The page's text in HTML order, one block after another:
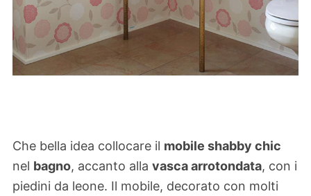
Che bella idea collocare il mobile shabby chic
nel bagno, accanto alla vasca arrotondata, con i
piedini da leone. Il mobile, decorato con molti